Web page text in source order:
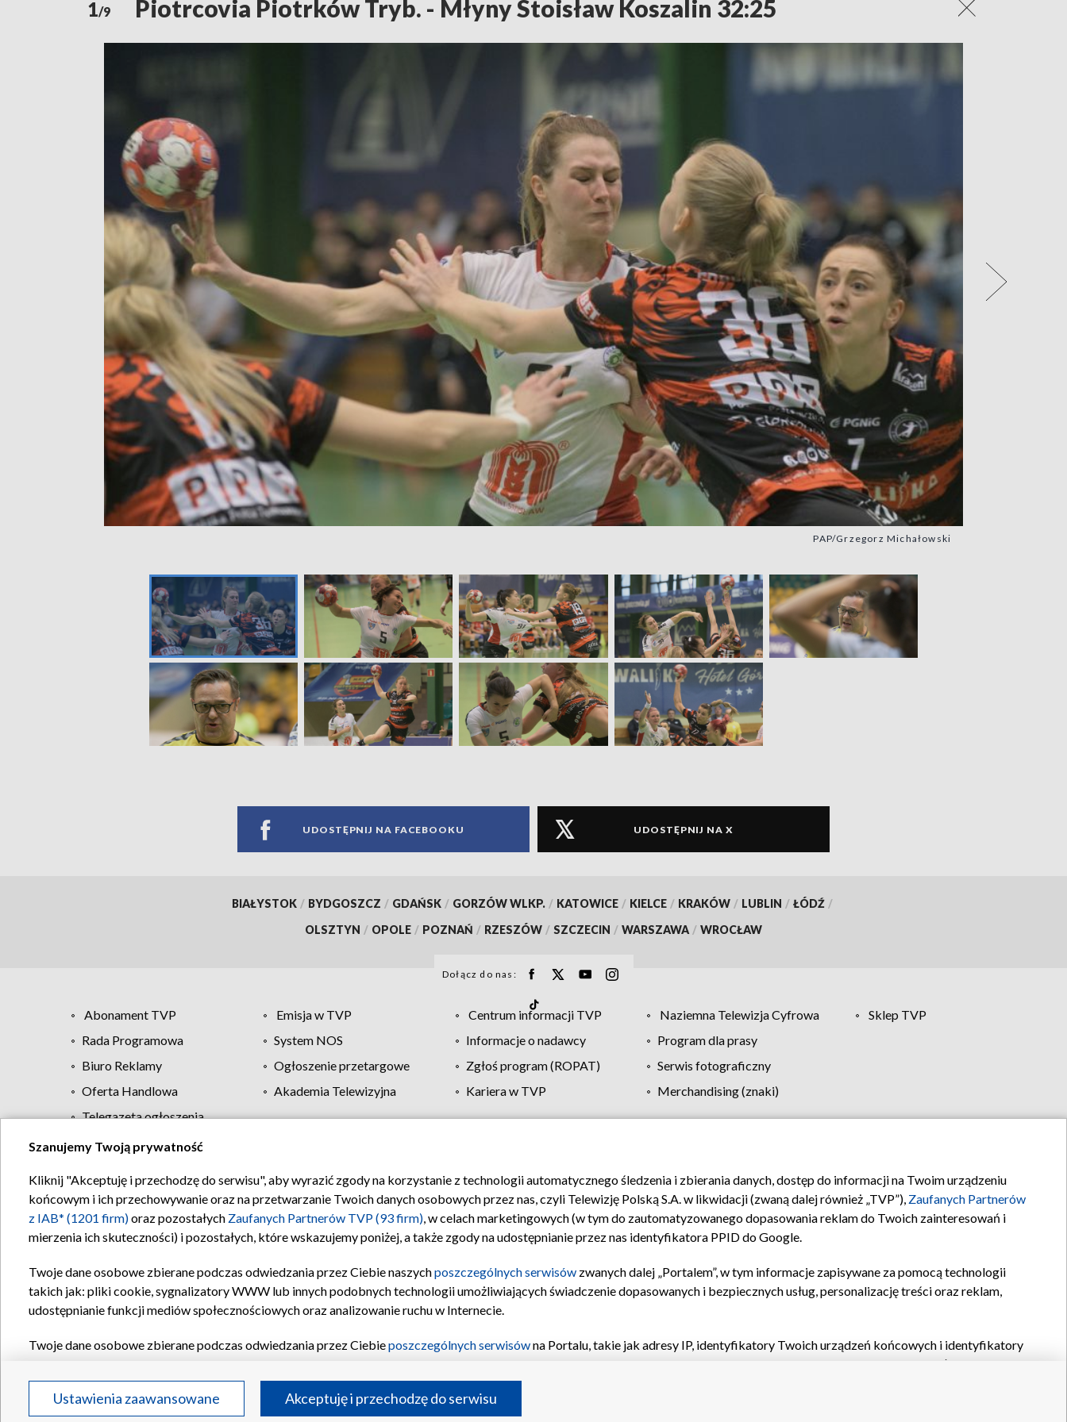
1/9 Piotrcovia Piotrków Tryb. - Młyny Stoisław Koszalin 32:25
PAP/Grzegorz Michałowski
UDOSTĘPNIJ NA FACEBOOKU UDOSTĘPNIJ NA X
BIAŁYSTOK / BYDGOSZCZ / GDAŃSK / GORZÓW WLKP. / KATOWICE / KIELCE / KRAKÓW / LUBLIN / ŁÓDŹ /
OLSZTYN / OPOLE / POZNAŃ / RZESZÓW / SZCZECIN / WARSZAWA / WROCŁAW
Dołącz do nas:
Abonament TVP Emisja w TVP Centrum informacji TVP Naziemna Telewizja Cyfrowa
Sklep TVP
Rada Programowa
System NOS Informacje o nadawcy
Program dla prasy
Biuro Reklamy
Ogłoszenie przetargowe Zgłoś program (ROPAT)
Serwis fotograficzny
Oferta Handlowa
Akademia Telewizyjna Kariera w TVP
Merchandising (znaki)
Telegazeta ogłoszenia
Regulamin TVP Polityka prywatności Moje zgody Pomoc Biuro reklamy Kontakt
Szanujemy Twoją prywatność
Kliknij "Akceptuję i przechodzę do serwisu", aby wyrazić zgody na korzystanie z technologii automatycznego śledzenia i zbierania danych, dostęp do informacji na Twoim urządzeniu
końcowym i ich przechowywanie oraz na przetwarzanie Twoich danych osobowych przez nas, czyli Telewizję Polską S.A. w likwidacji (zwaną dalej również „TVP”), Zaufanych Partnerów
z IAB* (1201 firm)oraz pozostałych Zaufanych Partnerów TVP (93 firm), w celach marketingowych (w tym do zautomatyzowanego dopasowania reklam do Twoich zainteresowań i
mierzenia ich skuteczności) i pozostałych, które wskazujemy poniżej, a także zgody na udostępnianie przez nas identyfikatora PPID do Google.
Twoje dane osobowe zbierane podczas odwiedzania przez Ciebie naszychposzczególnych serwisów zwanych dalej „Portalem”, w tym informacje zapisywane za pomocą technologii
takich jak: pliki cookie, sygnalizatory WWW lub innych podobnych technologii umożliwiających świadczenie dopasowanych i bezpiecznych usług, personalizację treści oraz reklam,
udostępnianie funkcji mediów społecznościowych oraz analizowanie ruchu w Internecie.
Twoje dane osobowe zbierane podczas odwiedzania przez Ciebieposzczególnych serwisówna Portalu, takie jak adresy IP, identyfikatory Twoich urządzeń końcowych i identyfikatory
oraz pozostałych
Partnerów TVPdla realizacji następujących celów i funkcji: przechowywania informacji na urządzeniu lub dostęp do nich, wyboru podstawowych reklam, wyboru spersonalizowanych
reklam, tworzenia profilu spersonalizowanych reklam, tworzenia profilu spersonalizowanych treści, wyboru spersonalizowanych treści, pomiaru wydajności reklam, pomiaru wydajności
Ustawienia zaawansowane Akceptuję i przechodzę do serwisu